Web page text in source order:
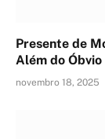
Presente de
Além do Óbvio
novembro 18, 2025